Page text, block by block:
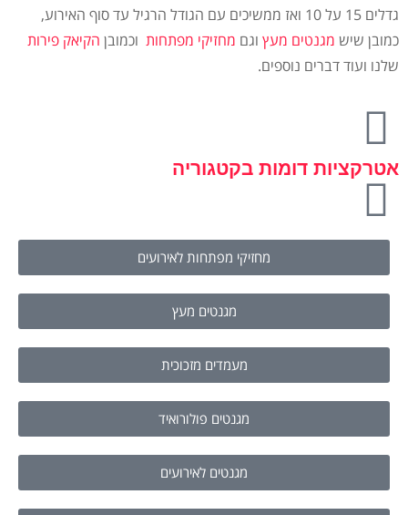
גדלים 15 על 10 ואז ממשיכים עם הגודל הרגיל עד סוף האירוע,
כמובן שיש מגנטים מעץ וגם מחזיקי מפתחות וכמובן הקיאק פירות
שלנו ועוד דברים נוספים.
אטרקציות דומות בקטגוריה
מחזיקי מפתחות לאירועים
מגנטים מעץ
מעמדים מזכוכית
מגנטים פולורואיד
מגנטים לאירועים